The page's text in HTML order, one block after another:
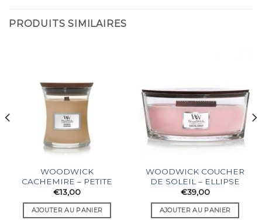
PRODUITS SIMILAIRES
WOODWICK
CACHEMIRE – PETITE
€13,00
AJOUTER AU PANIER
WOODWICK COUCHER
DE SOLEIL – ELLIPSE
€39,00
AJOUTER AU PANIER